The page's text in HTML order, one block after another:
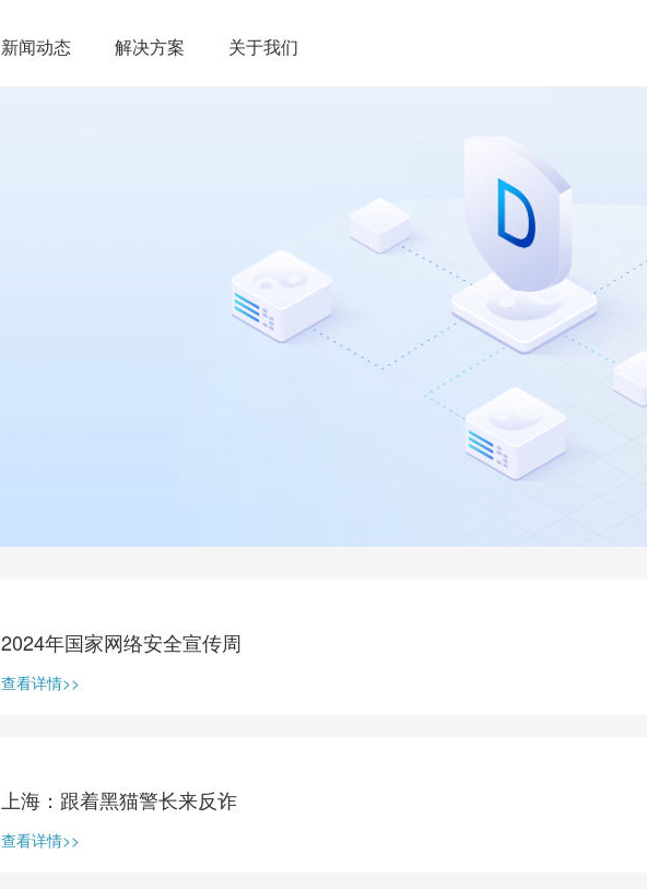
新闻动态 解决方案 关于我们
2024年国家网络安全宣传周
查看详情>>
上海：跟着黑猫警长来反诈
查看详情>>